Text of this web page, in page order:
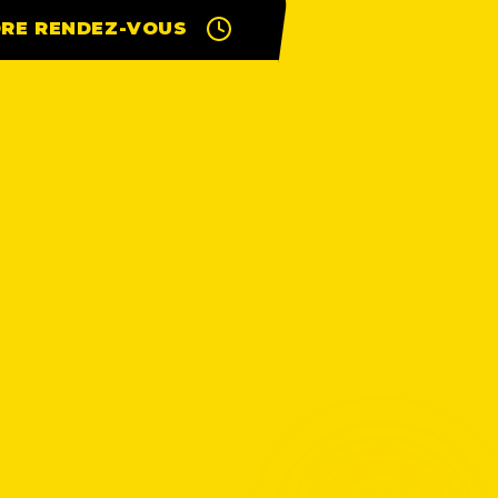
RENDEZ-VOUS